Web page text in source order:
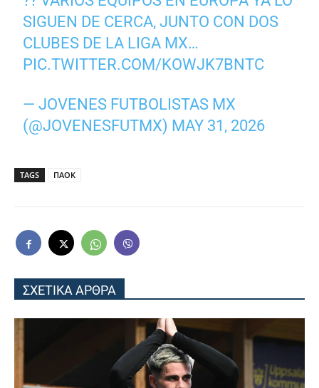
SIGUEN DE CERCA, JUNTO CON DOS
CLUBES DE LA LIGA MX…
PIC.TWITTER.COM/KOWJK7BNTC
— JOVENES FUTBOLISTAS MX
(@JOVENESFUTMX) MAY 31, 2026
TAGS ΠΑΟΚ
ΣΧΕΤΙΚΑ ΑΡΘΡΑ